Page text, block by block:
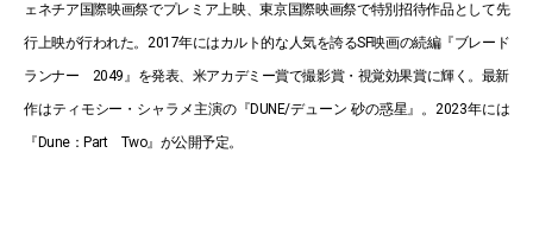
ェネチア国際映画祭でプレミア上映、東京国際映画祭で特別招待作品として先
行上映が行われた。2017年にはカルト的な人気を誇るSF映画の続編『ブレード
ランナー 2049』を発表、米アカデミー賞で撮影賞・視覚効果賞に輝く。最新
作はティモシー・シャラメ主演の『DUNE/デューン 砂の惑星』。2023年には
『Dune：Part Two』が公開予定。